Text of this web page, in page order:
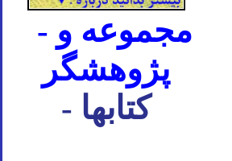
- مجموعه و
پژوهشگر
- کتابها